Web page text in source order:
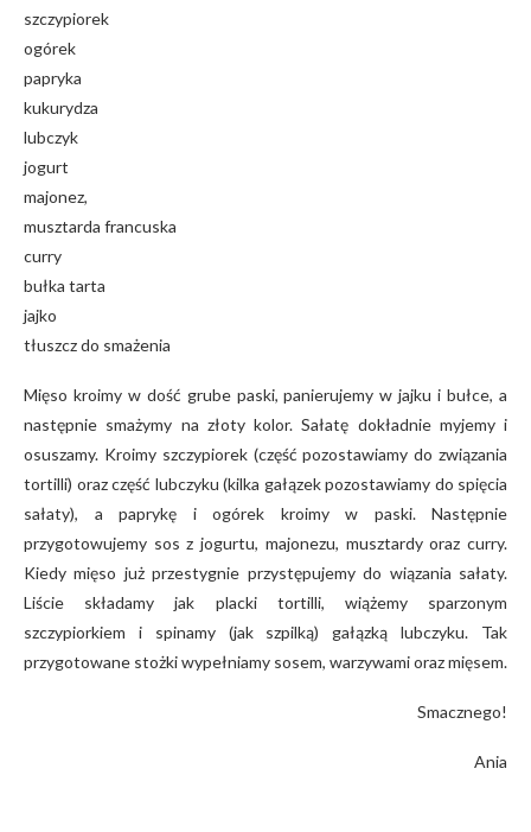
szczypiorek
ogórek
papryka
kukurydza
lubczyk
jogurt
majonez,
musztarda francuska
curry
bułka tarta
jajko
tłuszcz do smażenia
Mięso kroimy w dość grube paski, panierujemy w jajku i bułce, a
następnie smażymy na złoty kolor. Sałatę dokładnie myjemy i
osuszamy. Kroimy szczypiorek (część pozostawiamy do związania
tortilli) oraz część lubczyku (kilka gałązek pozostawiamy do spięcia
sałaty), a paprykę i ogórek kroimy w paski. Następnie
przygotowujemy sos z jogurtu, majonezu, musztardy oraz curry.
Kiedy mięso już przestygnie przystępujemy do wiązania sałaty.
Liście składamy jak placki tortilli, wiążemy sparzonym
szczypiorkiem i spinamy (jak szpilką) gałązką lubczyku. Tak
przygotowane stożki wypełniamy sosem, warzywami oraz mięsem.
Smacznego!
Ania